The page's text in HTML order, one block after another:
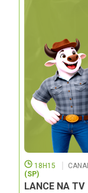
18H15
(SP)
LANCE NA TV